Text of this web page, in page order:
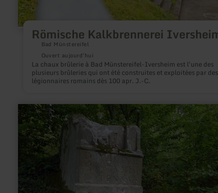
Römische Kalkbrennerei
Bad Münstereifel
Ouvert aujourd'hui
La chaux brûlerie à Bad Münstereifel-Iversheim est l'une des
plusieurs brûleries qui ont été construites et exploitées par des
légionnaires romains dès 100 apr. J.-C.
en
savoir
plus
sur
Diana
Denkmal